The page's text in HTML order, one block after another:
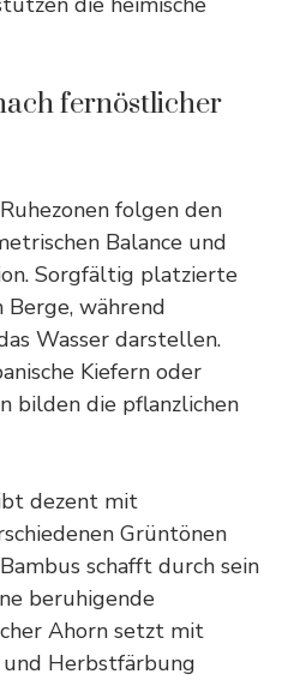
fernöstlicher
folgen den
Balance und
Sorgfältig platzierte
während
Wasser darstellen.
Kiefern oder
bilden die pflanzlichen
dezent mit
Grüntönen
schafft durch sein
beruhigende
Ahorn setzt mit
Herbstfärbung